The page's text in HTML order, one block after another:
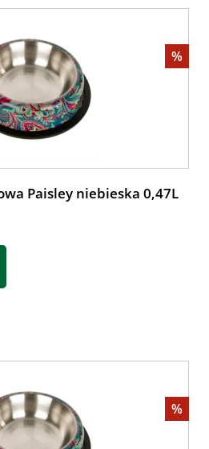
%
Paisley niebieska 0,47L
%